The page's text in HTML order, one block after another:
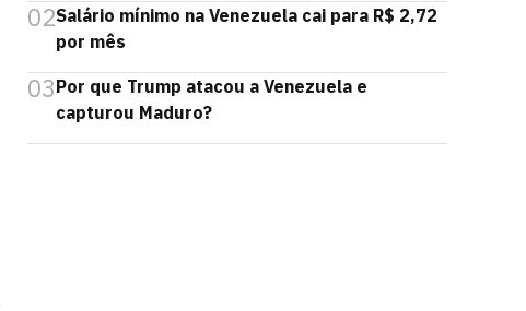
02Salário mínimo na Venezuela cai para R$ 2,72
por mês
03Por que Trump atacou a Venezuela e
capturou Maduro?